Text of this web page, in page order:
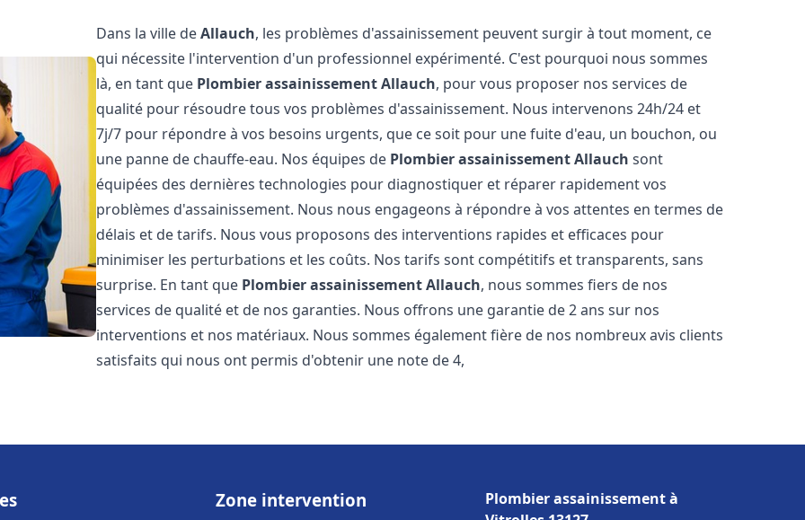
Dans la ville deAllauch, les problèmes d'assainissement peuvent surgir à tout moment, ce
qui nécessite l'intervention d'un professionnel expérimenté. C'est pourquoi nous sommes
là, en tant que Plombier assainissementAllauch, pour vous proposer nos services de
qualité pour résoudre tous vos problèmes d'assainissement. Nous intervenons 24h/24 et
7j/7 pour répondre à vos besoins urgents, que ce soit pour une fuite d'eau, un bouchon, ou
une panne de chauffe-eau. Nos équipes de Plombier assainissementAllauch sont
équipées des dernières technologies pour diagnostiquer et réparer rapidement vos
problèmes d'assainissement. Nous nous engageons à répondre à vos attentes en termes de
délais et de tarifs. Nous vous proposons des interventions rapides et efficaces pour
minimiser les perturbations et les coûts. Nos tarifs sont compétitifs et transparents, sans
surprise. En tant que Plombier assainissementAllauch, nous sommes fiers de nos
services de qualité et de nos garanties. Nous offrons une garantie de 2 ans sur nos
interventions et nos matériaux. Nous sommes également fière de nos nombreux avis clients
satisfaits qui nous ont permis d'obtenir une note de 4,
Zone intervention
Plombier assainissement à